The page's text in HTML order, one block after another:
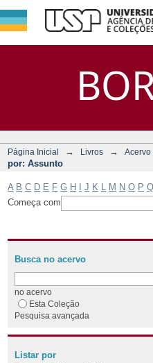
Assunto
DSpace/
Página Inicial → Livros → Acervo
por: Assunto
A B C D E F G H J K M N O P Q
Começa com
Busca no acervo
no acervo
Esta Coleção
Pesquisa avançada
Listar por